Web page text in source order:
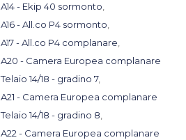
A14 - Ekip 40 sormonto,
A16 - All.co P4 sormonto,
A17 - All.co P4 complanare,
A20 - Camera Europea complanare
Telaio 14/18 - gradino 7,
A21 - Camera Europea complanare
Telaio 14/18 - gradino 8,
A22 - Camera Europea complanare